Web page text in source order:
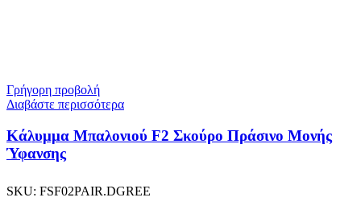
Γρήγορη προβολή
Διαβάστε περισσότερα
Κάλυμμα Μπαλονιού F2 Σκούρο Πράσινο Μονής
Ύφανσης
SKU: FSF02PAIR.DGREE